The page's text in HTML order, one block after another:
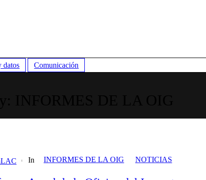
datos Comunicación
In INFORMES DE LA OIG NOTICIAS